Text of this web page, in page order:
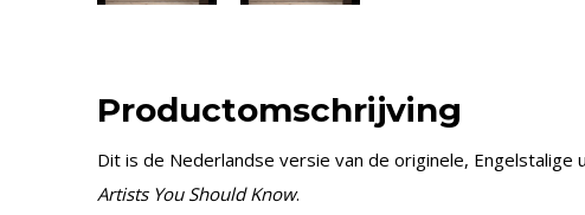
Productomschrijving
Dit is de Nederlandse versie van de originele, Engelstalige
Artists You Should Know.